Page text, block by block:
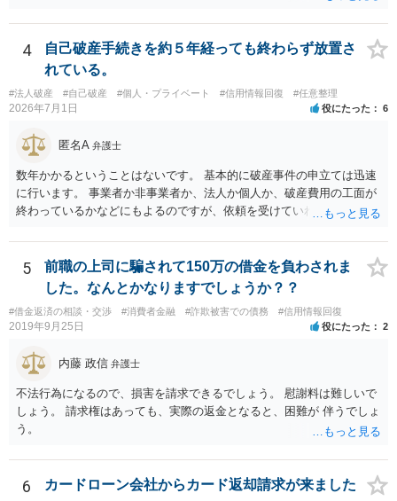
理的抵抗が小さい（個人差あり）。 ＜自己破産のメリット＞ ・税金等
の滞納分を除き，借金を返済する必要がなくなる。 【②の回答】 ・個
人再生・破産ともに，信用情報に事故情報（いわゆるブラックリス
ト）として登録されますので，５年～１０年ほどは新たに借金をする
ことはできません。また，住宅や店舗を借りる際，保証会社の審査も
通らなくなるため，保証人を立てて契約する必要がある場合がありま
す。 ・ご家族名義の財産を処分する必要はありません。 ・個人再生・
破産ともに，返済が困難な状況に陥っている以上，事業継続は難しい
場合が多いです。もっとも，手続き終了後，新たに事業を行うことは
できます。 ・個人再生・破産ともに，裁判所で手続きを進める際に官
報に掲載されます。そのため，第三者に知られる可能性はゼロではあ
りませんが，官報をチェックしている人はほとんどいないと思われる
ため，知られる可能性は低いと思います。なお，戸籍などに載るので
はないかと心配される方がおられますが，そのようなことはありませ
ん。 ＜個人再生のデメリット＞ ・借金が減額されるとはいえ，３年～
５年間は返済を継続する必要がある。 ・所有している財産の価値が大
きい場合，借金が減らない場合がある。 ＜自己破産のデメリット＞ ・
借金の理由が問われ，場合によっては破産が認められない。 ・所有し
きない。 【③の回答】 ３０万円～６０万円程度かと思います。 弁護
て支払いのスケジュールを決めます。 なお，ご依頼後は借金を返済す
る必要はなくなるため，借金の返済に充てていた分を弁護士費用に充
てることが可能です。 【④の回答】 手続上の注意点が多いため，ご自
とをお勧めします。
4
自己破産手続きを約５年経っても終わらず放置さ
れている。
#法人破産 #自己破産 #個人・プライベート #信用情報回復 #任意整理
2026年7月1日 役にたった 6
匿名A 弁護士
数年かかるということはないです。 基本的に破産事件の申立ては迅速
に行います。 事業者か非事業者か、法人か個人か、破産費用の工面が
終わっているかなどにもよるのですが、依頼を受けていれば責任が発
険信号・異常信号と思って頂いて結構です。 もし、新しく依頼をされ
る場合は、 スケジュール感を確認してみてください。 ①●月●日受任
通知発送→②１～２か月で返答かえってくる。報告書作成しはじめる
→③さらに１カ月程度をめどに裁判所に破産申立て など教えてくれる
と思います（個人破産で破産費用も確保できている場合の例示なの
で、法人や積み立てが必要な場合はまた変わります。）
5
前職の上司に騙されて150万の借金を負わされま
した。なんとかなりますでしょうか？？
#借金返済の相談・交渉 #消費者金融 #詐欺被害での債務 #信用情報回復
2019年9月25日 役にたった 2
内藤 政信 弁護士
不法行為になるので、損害を請求できるでしょう。 慰謝料は難しいで
しょう。 請求権はあっても、実際の返金となると、困難が 伴うでしょ
う。
6 カードローン会社からカード返却請求が来ました